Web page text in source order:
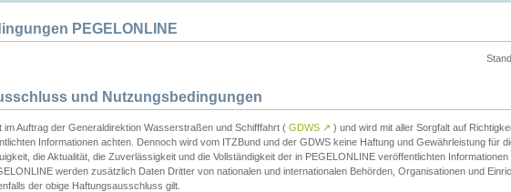
PEGELONLINE
und Nutzungsbedingungen
im Auftrag der Generaldirektion Wasserstraßen und Schifffahrt ( GDWS ↗ ) und wird mit aller Sorgfalt auf
Informationen achten. Dennoch wird vom ITZBund und der GDWS keine Haftung und Gewährleistung für
die Aktualität, die Zuverlässigkeit und die Vollständigkeit der in PEGELONLINE veröffentlichten Informationen
werden zusätzlich Daten Dritter von nationalen und internationalen Behörden, Organisationen und
der obige Haftungsausschluss gilt.